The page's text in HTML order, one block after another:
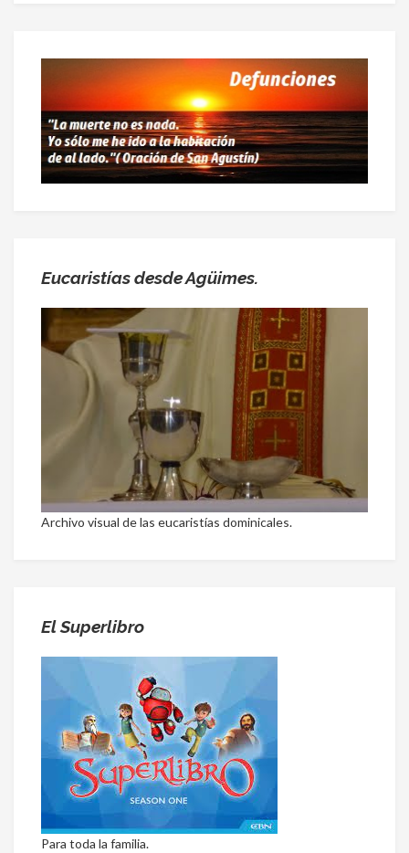
Eucaristías desde Agüimes.
Archivo visual de las eucaristías dominicales.
El Superlibro
Para toda la familia.